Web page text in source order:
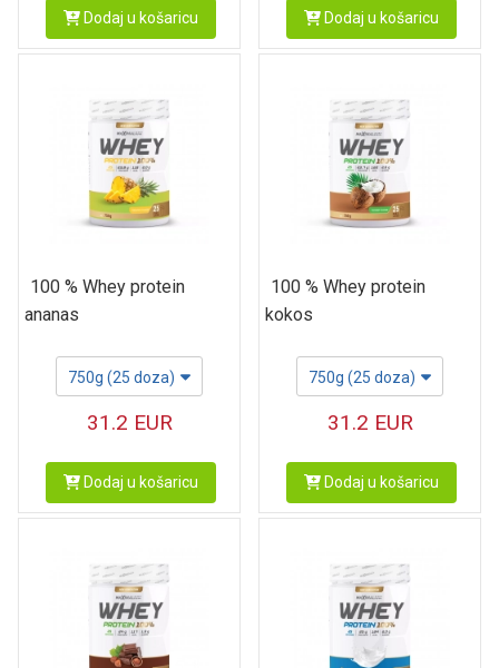
Dodaj u košaricu Dodaj u košaricu
100 % Whey protein
ananas
750g (25 doza)
31.2 EUR
Dodaj u košaricu
100 % Whey protein
kokos
750g (25 doza)
31.2 EUR
Dodaj u košaricu